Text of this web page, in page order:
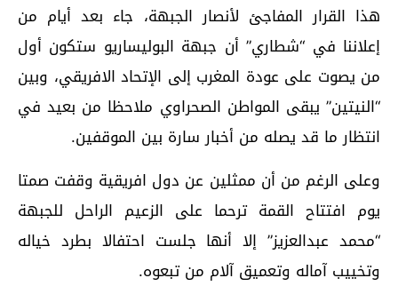
هذا القرار المفاجئ لأنصار الجبهة، جاء بعد أيام من
إعلاننا في “شطاري” أن جبهة البوليساريو ستكون أول
من يصوت على عودة المغرب إلى الإتحاد الافريقي، وبين
“النيتين” يبقى المواطن الصحراوي ملاحظا من بعيد في
انتظار ما قد يصله من أخبار سارة بين الموقفين.
وعلى الرغم من أن ممثلين عن دول افريقية وقفت صمتا
يوم افتتاح القمة ترحما على الزعيم الراحل للجبهة
“محمد عبدالعزيز” إلا أنها جلست احتفالا بطرد خياله
وتخييب آماله وتعميق آلام من تبعوه.